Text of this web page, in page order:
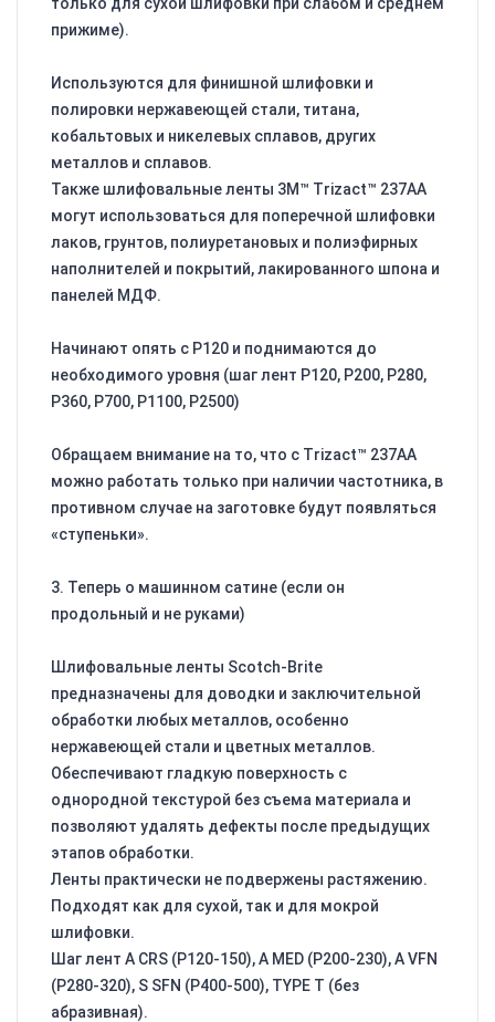
прижиме).
Используются для финишной шлифовки и
полировки нержавеющей стали, титана,
кобальтовых и никелевых сплавов, других
металлов и сплавов.
Также шлифовальные ленты 3M™ Trizact™ 237AA
могут использоваться для поперечной шлифовки
лаков, грунтов, полиуретановых и полиэфирных
наполнителей и покрытий, лакированного шпона и
панелей МДФ.
Начинают опять с Р120 и поднимаются до
необходимого уровня (шаг лент Р120, Р200, Р280,
Р360, Р700, Р1100, Р2500)
Обращаем внимание на то, что с Trizact™ 237AA
можно работать только при наличии частотника, в
противном случае на заготовке будут появляться
«ступеньки».
3. Теперь о машинном сатине (если он
продольный и не руками)
Шлифовальные ленты Scotch-Brite
предназначены для доводки и заключительной
обработки любых металлов, особенно
нержавеющей стали и цветных металлов.
Обеспечивают гладкую поверхность с
однородной текстурой без съема материала и
позволяют удалять дефекты после предыдущих
этапов обработки.
Ленты практически не подвержены растяжению.
Подходят как для сухой, так и для мокрой
шлифовки.
Шаг лент A CRS (Р120-150), A MED (Р200-230), A VFN
(Р280-320), S SFN (Р400-500), TYPE T (без
абразивная).